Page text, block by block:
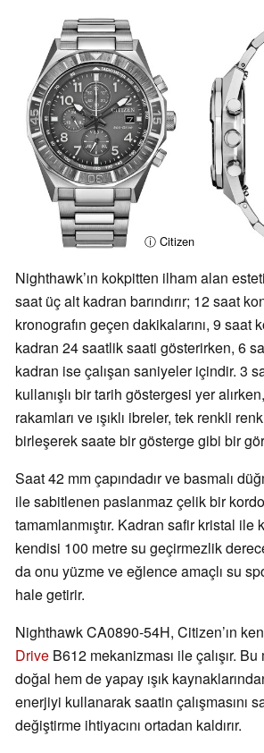
ⓘ Citizen
Nighthawk’ın kokpitten ilham alan
saat üç alt kadran barındırır; 12 saat
kronografın geçen dakikalarını, 9 saat
kadran 24 saatlik saati gösterirken, 6
kadran ise çalışan saniyeler içindir. 3
kullanışlı bir tarih göstergesi yer
rakamları ve ışıklı ibreler, tek renkli
birleşerek saate bir gösterge gibi bir
Saat 42 mm çapındadır ve basmalı
ile sabitlenen paslanmaz çelik bir
tamamlanmıştır. Kadran safir kristal ile
kendisi 100 metre su geçirmezlik
da onu yüzme ve eğlence amaçlı su
hale getirir.
Nighthawk CA0890-54H, Citizen’ın
Drive B612 mekanizması ile çalışır.
doğal hem de yapay ışık
enerjiyi kullanarak saatin çalışmasını
değiştirme ihtiyacını ortadan kaldırır.